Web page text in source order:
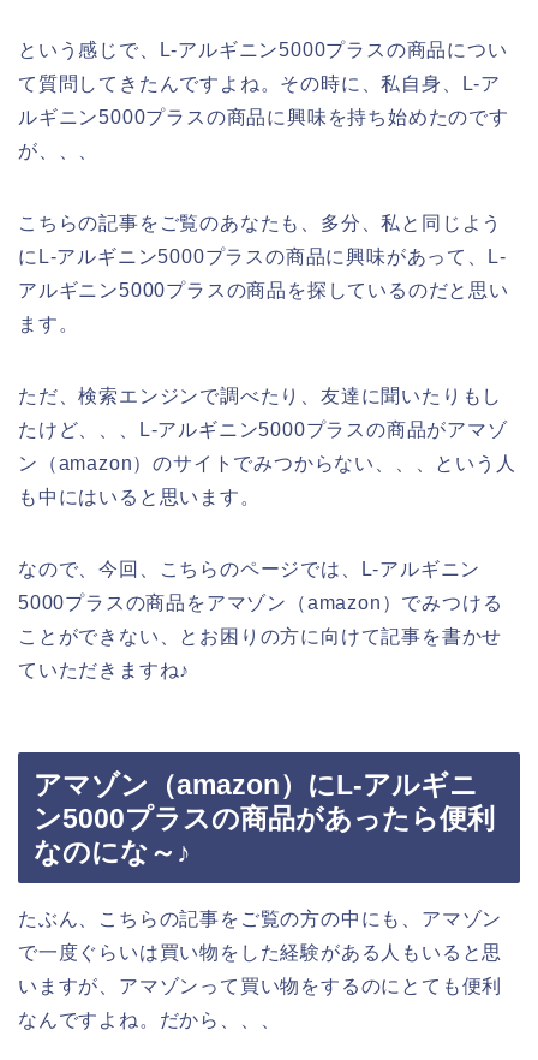
という感じで、L-アルギニン5000プラスの商品につい
て質問してきたんですよね。その時に、私自身、L-ア
ルギニン5000プラスの商品に興味を持ち始めたのです
が、、、
こちらの記事をご覧のあなたも、多分、私と同じよう
にL-アルギニン5000プラスの商品に興味があって、L-
アルギニン5000プラスの商品を探しているのだと思い
ます。
ただ、検索エンジンで調べたり、友達に聞いたりもし
たけど、、、L-アルギニン5000プラスの商品がアマゾ
ン（amazon）のサイトでみつからない、、、という人
も中にはいると思います。
なので、今回、こちらのページでは、L-アルギニン
5000プラスの商品をアマゾン（amazon）でみつける
ことができない、とお困りの方に向けて記事を書かせ
ていただきますね♪
アマゾン（amazon）にL-アルギニ
ン5000プラスの商品があったら便利
なのにな～♪
たぶん、こちらの記事をご覧の方の中にも、アマゾン
で一度ぐらいは買い物をした経験がある人もいると思
いますが、アマゾンって買い物をするのにとても便利
なんですよね。だから、、、